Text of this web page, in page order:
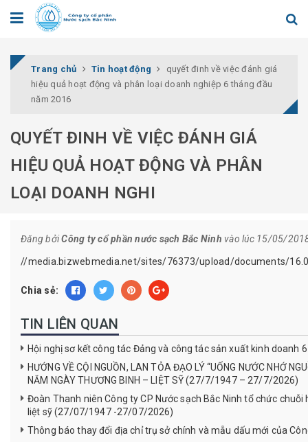
Trang chủ Tin hoạt động
quyết đinh về việc đánh giá
hiệu quả hoạt động và phân loại doanh nghiệp 6 tháng đầu
năm 2016
QUYẾT ĐINH VỀ VIỆC ĐÁNH GIÁ
HIỆU QUẢ HOẠT ĐỘNG VÀ PHÂN
LOẠI DOANH NGHI
Đăng bởiCông ty cổ phần nước sạch Bắc Ninh vào lúc 15/05/
//media.bizwebmedia.net/sites/76373/upload/documents/
Chia sẻ:
TIN LIÊN QUAN
Hội nghị sơ kết công tác Đảng và công tác sản xuất kinh doanh
HƯỚNG VỀ CỘI NGUỒN, LAN TỎA ĐẠO LÝ “UỐNG NƯỚC NHỚ
NĂM NGÀY THƯƠNG BINH – LIỆT SỸ (27/7/1947 – 27/7/2026)
Đoàn Thanh niên Công ty CP Nước sạch Bắc Ninh tổ chức
liệt sỹ (27/07/1947 -27/07/2026)
Thông báo thay đổi địa chỉ trụ sở chính và mẫu dấu mới của